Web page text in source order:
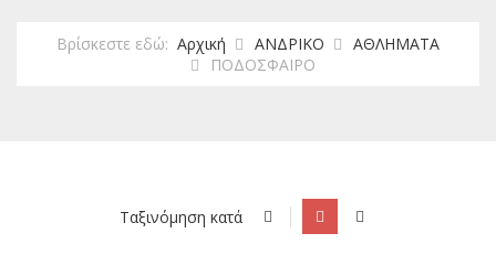
Βρίσκεστε εδώ: Αρχική ΑΝΔΡΙΚΟ
ΑΘΛΗΜΑΤΑ
ΠΟΔΟΣΦΑΙΡΟ
Ταξινόμηση κατά